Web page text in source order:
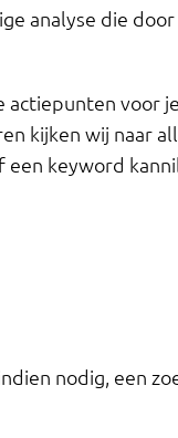
analyse die door
actiepunten voor
kijken wij naar
keyword
nodig, een